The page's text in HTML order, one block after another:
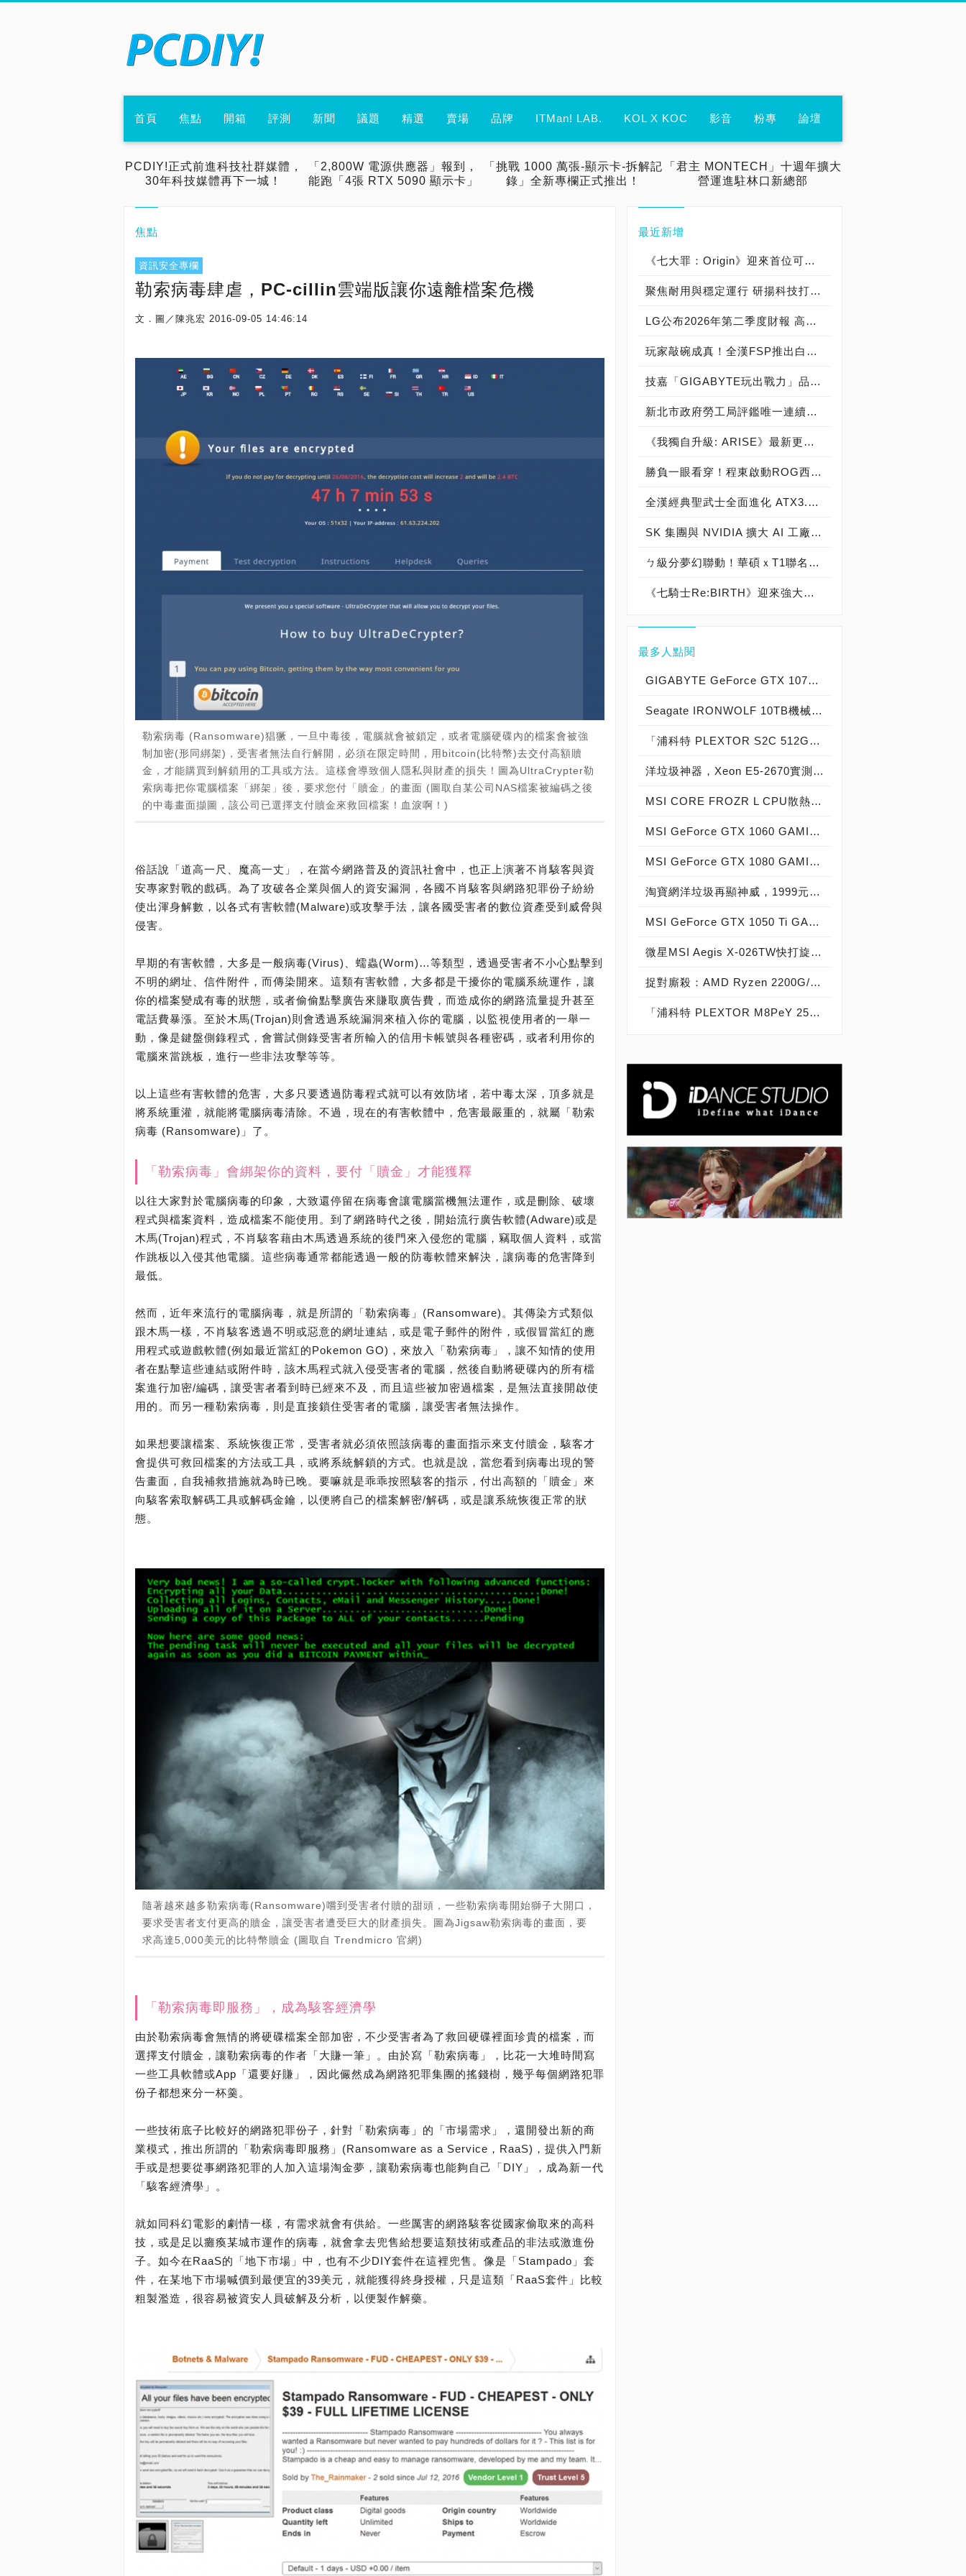
首頁 焦點 開箱 評測 新聞 議題 精選 賣場 品牌 ITMan! LAB. KOL X KOC 影音 粉專 論壇
PCDIY!正式前進科技社群媒體，
30年科技媒體再下一城！
「2,800W 電源供應器」報到，
能跑「4張 RTX 5090 顯示卡」
「挑戰 1000 萬張-顯示卡-拆解記
錄」全新專欄正式推出！
「君主 MONTECH」十週年擴大
營運進駐林口新總部
焦點
資訊安全專欄
勒索病毒肆虐，PC-cillin雲端版讓你遠離檔案危機
文．圖／陳兆宏 2016-09-05 14:46:14
勒索病毒 (Ransomware)猖獗，一旦中毒後，電腦就會被鎖定，或者電腦硬碟內的檔案會被強
制加密(形同綁架)，受害者無法自行解開，必須在限定時間，用bitcoin(比特幣)去交付高額贖
金，才能購買到解鎖用的工具或方法。這樣會導致個人隱私與財產的損失！圖為UltraCrypter勒
索病毒把你電腦檔案「綁架」後，要求您付「贖金」的畫面 (圖取自某公司NAS檔案被編碼之後
的中毒畫面擷圖，該公司已選擇支付贖金來救回檔案！血淚啊！)
俗話說「道高一尺、魔高一丈」，在當今網路普及的資訊社會中，也正上演著不肖駭客與資
安專家對戰的戲碼。為了攻破各企業與個人的資安漏洞，各國不肖駭客與網路犯罪份子紛紛
使出渾身解數，以各式有害軟體(Malware)或攻擊手法，讓各國受害者的數位資產受到威脅與
侵害。
早期的有害軟體，大多是一般病毒(Virus)、蠕蟲(Worm)…等類型，透過受害者不小心點擊到
不明的網址、信件附件，而傳染開來。這類有害軟體，大多都是干擾你的電腦系統運作，讓
你的檔案變成有毒的狀態，或者偷偷點擊廣告來賺取廣告費，而造成你的網路流量提升甚至
電話費暴漲。至於木馬(Trojan)則會透過系統漏洞來植入你的電腦，以監視使用者的一舉一
動，像是鍵盤側錄程式，會嘗試側錄受害者所輸入的信用卡帳號與各種密碼，或者利用你的
電腦來當跳板，進行一些非法攻擊等等。
以上這些有害軟體的危害，大多只要透過防毒程式就可以有效防堵，若中毒太深，頂多就是
將系統重灌，就能將電腦病毒清除。不過，現在的有害軟體中，危害最嚴重的，就屬「勒索
病毒 (Ransomware)」了。
「勒索病毒」會綁架你的資料，要付「贖金」才能獲釋
以往大家對於電腦病毒的印象，大致還停留在病毒會讓電腦當機無法運作，或是刪除、破壞
程式與檔案資料，造成檔案不能使用。到了網路時代之後，開始流行廣告軟體(Adware)或是
木馬(Trojan)程式，不肖駭客藉由木馬透過系統的後門來入侵您的電腦，竊取個人資料，或當
作跳板以入侵其他電腦。這些病毒通常都能透過一般的防毒軟體來解決，讓病毒的危害降到
最低。
然而，近年來流行的電腦病毒，就是所謂的「勒索病毒」(Ransomware)。其傳染方式類似
跟木馬一樣，不肖駭客透過不明或惡意的網址連結，或是電子郵件的附件，或假冒當紅的應
用程式或遊戲軟體(例如最近當紅的Pokemon GO)，來放入「勒索病毒」，讓不知情的使用
者在點擊這些連結或附件時，該木馬程式就入侵受害者的電腦，然後自動將硬碟內的所有檔
案進行加密/編碼，讓受害者看到時已經來不及，而且這些被加密過檔案，是無法直接開啟使
用的。而另一種勒索病毒，則是直接鎖住受害者的電腦，讓受害者無法操作。
如果想要讓檔案、系統恢復正常，受害者就必須依照該病毒的畫面指示來支付贖金，駭客才
會提供可救回檔案的方法或工具，或將系統解鎖的方式。也就是說，當您看到病毒出現的警
告畫面，自我補救措施就為時已晚。要嘛就是乖乖按照駭客的指示，付出高額的「贖金」來
向駭客索取解碼工具或解碼金鑰，以便將自己的檔案解密/解碼，或是讓系統恢復正常的狀
態。
隨著越來越多勒索病毒(Ransomware)嚐到受害者付贖的甜頭，一些勒索病毒開始獅子大開口，
要求受害者支付更高的贖金，讓受害者遭受巨大的財產損失。圖為Jigsaw勒索病毒的畫面，要
求高達5,000美元的比特幣贖金 (圖取自 Trendmicro 官網)
「勒索病毒即服務」，成為駭客經濟學
由於勒索病毒會無情的將硬碟檔案全部加密，不少受害者為了救回硬碟裡面珍貴的檔案，而
選擇支付贖金，讓勒索病毒的作者「大賺一筆」。由於寫「勒索病毒」，比花一大堆時間寫
一些工具軟體或App「還要好賺」，因此儼然成為網路犯罪集團的搖錢樹，幾乎每個網路犯罪
份子都想來分一杯羹。
一些技術底子比較好的網路犯罪份子，針對「勒索病毒」的「市場需求」，還開發出新的商
業模式，推出所謂的「勒索病毒即服務」(Ransomware as a Service，RaaS)，提供入門新
手或是想要從事網路犯罪的人加入這場淘金夢，讓勒索病毒也能夠自己「DIY」，成為新一代
「駭客經濟學」。
就如同科幻電影的劇情一樣，有需求就會有供給。一些厲害的網路駭客從國家偷取來的高科
技，或是足以癱瘓某城市運作的病毒，就會拿去兜售給想要這類技術或產品的非法或激進份
子。如今在RaaS的「地下市場」中，也有不少DIY套件在這裡兜售。像是「Stampado」套
件，在某地下市場喊價到最便宜的39美元，就能獲得終身授權，只是這類「RaaS套件」比較
粗製濫造，很容易被資安人員破解及分析，以便製作解藥。
最近新增
《七大罪：Origin》迎來首位可遊玩十誡角色「德里艾利」
聚焦耐用與穩定運行 研揚科技打造新一代 COM Express Type 6 模組
LG公布2026年第二季度財報 高附加價值產品銷售成長與成本競爭力提升，營業獲利年增 147%
玩家敲碗成真！全漢FSP推出白色 VITA PM MIT 1000W 靜音電源純白上市！ MIT 白金電源首度披上純白戰袍，支援 ATX 3.1、PCIe 5.1，10年保固！
技嘉「GIGABYTE玩出戰力」品牌活動8/3讓玩家「找到專屬配備」
新北市政府勞工局評鑑唯一連續三年獲獎企業！ 宏正三度榮膺新北市政府<友善移工企業>殊榮
《我獨自升級: ARISE》最新更新 成振宇覺醒闇影君主繼承者
勝負一眼看穿！程東啟動ROG西風之神 雙螢幕AI致勝全局
全漢經典聖武士全面進化 ATX3.1，價格不變！FSP VIC BD+ 電競入門最強銅牌電源！ ATX 3.1、全新壓紋線材、登錄享 5 年保固，打造新世代入門電競首選
SK 集團與 NVIDIA 擴大 AI 工廠與次世代記憶體策略合作 規模逾 5,000 億美元的 NVIDIA-SK AI 計畫（NVIDIA-SK AI Initiative）， 涵蓋 SK Telecom 最高達 2GW 的 AI 工廠，以及與 SK 海力士的長期 AI 記憶體合作
ㄅ級分夢幻聯動！華碩ｘT1聯名顯示卡全台盛大開賣
《七騎士Re:BIRTH》迎來強大的全新英雄[天劍]宣嵐 同步推出韓國主題劇情
最多人點閱
GIGABYTE GeForce GTX 1070 Xtreme Gaming實測開箱，電競級顯示卡中的頂尖之作！
Seagate IRONWOLF 10TB機械硬碟實測開箱，氦氣填充那嘶狼守護者NAS HDD
「浦科特 PLEXTOR S2C 512GB SSD」實測開箱，超值型固態硬碟中的優質好貨！
洋垃圾神器，Xeon E5-2670實測開箱大作戰！
MSI CORE FROZR L CPU散熱器實測開箱，微星電競產品再添新兵
MSI GeForce GTX 1060 GAMING X 6G實測開箱，玩家級電競顯示卡中的神兵利器！
MSI GeForce GTX 1080 GAMING X 8G實測開箱，史上最強大Pascal自製顯示卡全面來襲！
淘寶網洋垃圾再顯神威，1999元買到8核心16執行緒Xeon E5-2670神器級處理器！
MSI GeForce GTX 1050 Ti GAMING X 4G實測開箱，中階電競顯示卡中的玩家精品！
微星MSI Aegis X-026TW快打旋風V同梱版實測開箱，VR電競桌機的頂尖之作！
捉對廝殺：AMD Ryzen 2200G/2400G VS Intel Core i3-8100/i5-8400
「浦科特 PLEXTOR M8PeY 256GB、512GB、1TB」實測開箱，玩家級NVMe型PCIe 3.0 x4 SSD效能實測大作戰！